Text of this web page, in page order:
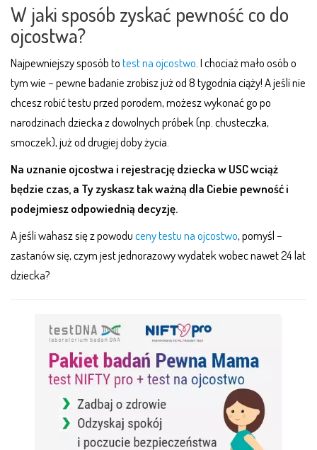
W jaki sposób zyskać pewność co do
ojcostwa?
Najpewniejszy sposób totest na ojcostwo . I chociaż mało osób o
tym wie – pewne badanie zrobisz już od 8 tygodnia ciąży! A jeśli nie
chcesz robić testu przed porodem, możesz wykonać go po
narodzinach dziecka z dowolnych próbek (np. chusteczka,
smoczek), już od drugiej doby życia.
Na uznanie ojcostwa i rejestrację dziecka w USC wciąż
będzie czas, a Ty zyskasz tak ważną dla Ciebie pewność i
podejmiesz odpowiednią decyzję.
A jeśli wahasz się z powoduceny testu na ojcostwo, pomyśl –
zastanów się, czym jest jednorazowy wydatek wobec nawet 24 lat
dziecka?